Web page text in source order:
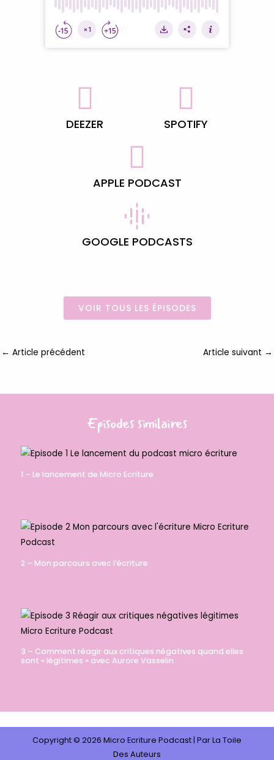
DEEZER SPOTIFY
APPLE PODCAST
GOOGLE PODCASTS
VOIR TOUS LES ÉPISODES
← Article précédent Article suivant →
Episodes similaires
1 – Le lancement de Micro Ecriture
2 – Mon parcours avec l’écriture
3 – Comment réagir aux critiques négatives quand elles
sont « légitimes » avec Aurore Vasselin
Copyright © 2026 Micro Ecriture Podcast | Par La Toile
Des Auteurs